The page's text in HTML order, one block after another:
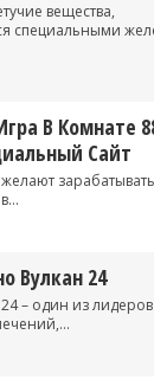
вещества,
специальными
В Комнате
Сайт
Вулкан 24
– один из